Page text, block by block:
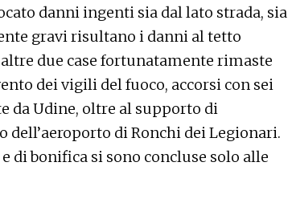
danni ingenti sia dal lato strada, sia
gravi risultano i danni al tetto
due case fortunatamente rimaste
dei vigili del fuoco, accorsi con sei
da Udine, oltre al supporto di
dell’aeroporto di Ronchi dei Legionari.
di bonifica si sono concluse solo alle